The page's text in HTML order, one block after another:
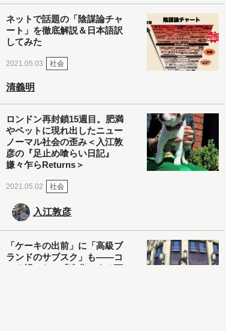
ネットで話題の「陰謀論チャ
ート」を徹底解説＆日本語訳
してみた
2021.05.03 社会
清義明
ロンドン再封鎖15週目。肥満
やペットに現れ出したニュー
ノーマル社会の歪み＜入江敦
彦の『足止め喰らい日記』
嫌々乍らReturns＞
2021.05.02 社会
入江敦彦
「ケーキの出前」に「高級ブ
ランドのサブスク」も――コ
ロナ禍のなか「進化」する百